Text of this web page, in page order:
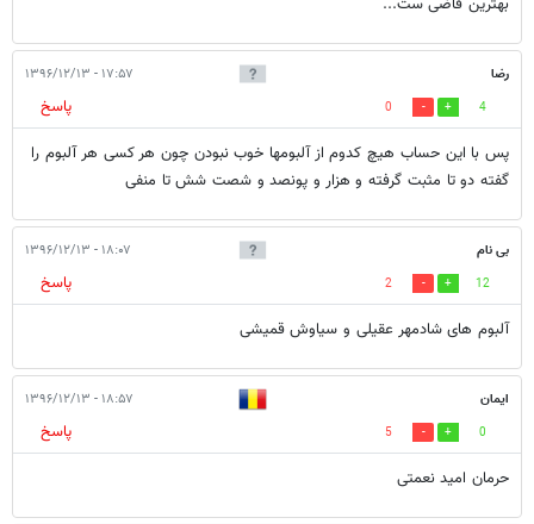
بهترین قاضی ست...
رضا ۱۷:۵۷ - ۱۳۹۶/۱۲/۱۳
4
0
پاسخ
پس با این حساب هیچ کدوم از آلبومها خوب نبودن چون هر کسی هر آلبوم را
گفته دو تا مثبت گرفته و هزار و پونصد و شصت شش تا منفی
بی نام ۱۸:۰۷ - ۱۳۹۶/۱۲/۱۳
12
2
پاسخ
آلبوم های شادمهر عقیلی و سیاوش قمیشی
ایمان ۱۸:۵۷ - ۱۳۹۶/۱۲/۱۳
0
5
پاسخ
حرمان امید نعمتی